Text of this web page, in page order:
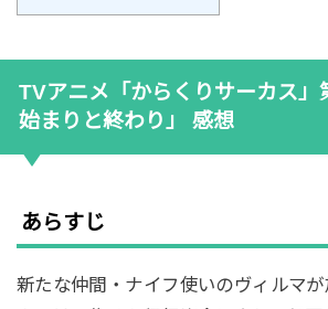
TVアニメ「からくりサーカス」
始まりと終わり」 感想
あらすじ
新たな仲間・ナイフ使いのヴィルマ